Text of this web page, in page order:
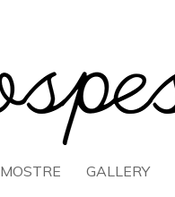
MOSTRE GALLERY